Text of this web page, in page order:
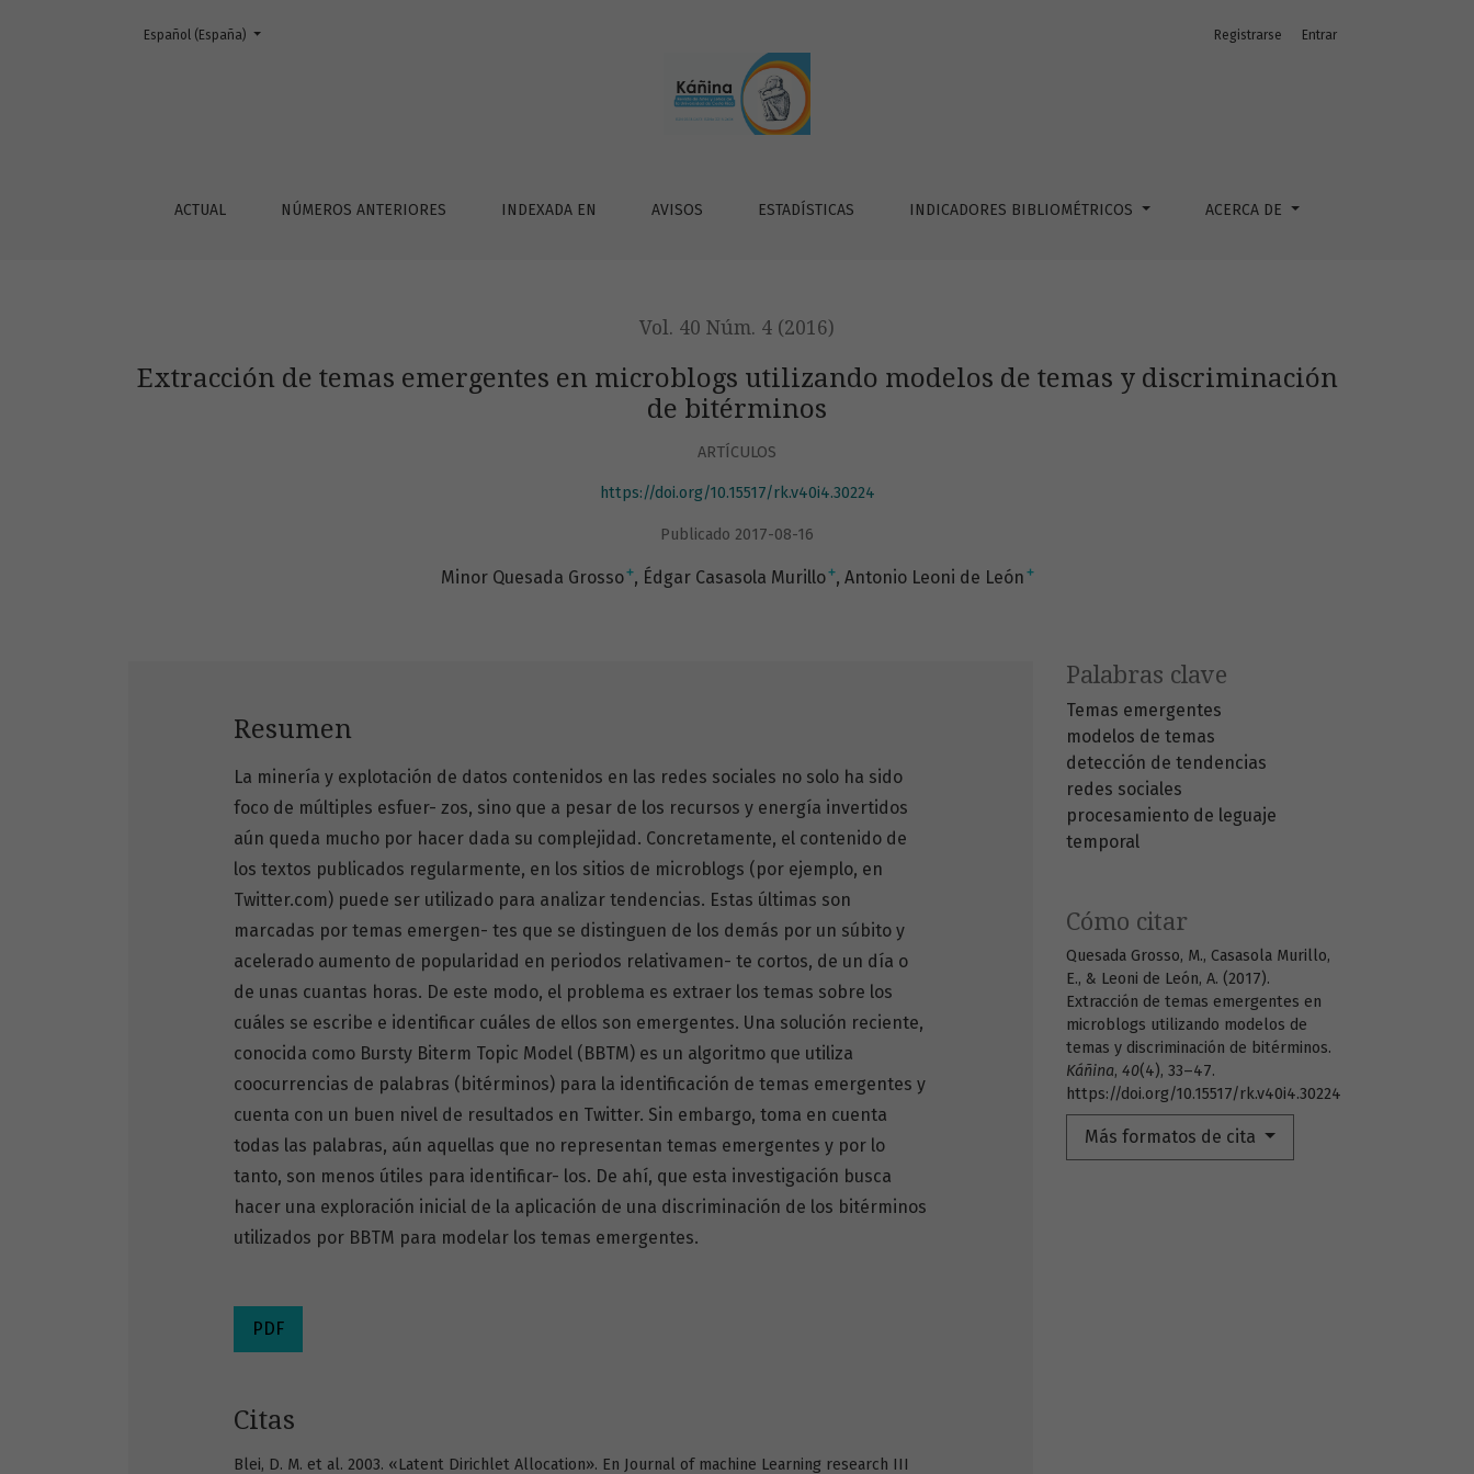
Extracción de temas emergentes en microblogs utilizando modelos de temas y discriminación de bitérminos
ACTUAL NÚMEROS ANTERIORES INDEXADA EN AVISOS ESTADÍSTICAS INDICADORES BIBLIOMÉTRICOS ACERCA DE
Registrarse Entrar
Cambiar el idioma. El actual es:
Español (España)
Vol. 40 Núm. 4 (2016)
Extracción de temas emergentes en microblogs utilizando modelos de temas y discriminación
de bitérminos
ARTÍCULOS
https://doi.org/10.15517/rk.v40i4.30224
Publicado 2017-08-16
Minor Quesada Grosso+ Édgar Casasola Murillo+ Antonio Leoni de León +
Palabras clave
Temas emergentes
modelos de temas
detección de tendencias
redes sociales
procesamiento de leguaje
temporal
Cómo citar
Quesada Grosso, M., Casasola Murillo,
E., & Leoni de León, A. (2017).
Extracción de temas emergentes en
microblogs utilizando modelos de
temas y discriminación de bitérminos.
Káñina, 40(4), 33–47.
https://doi.org/10.15517/rk.v40i4.30224
Más formatos de cita
Resumen
La minería y explotación de datos contenidos en las redes sociales no solo ha sido
foco de múltiples esfuer- zos, sino que a pesar de los recursos y energía invertidos
aún queda mucho por hacer dada su complejidad. Concretamente, el contenido de
los textos publicados regularmente, en los sitios de microblogs (por ejemplo, en
Twitter.com) puede ser utilizado para analizar tendencias. Estas últimas son
marcadas por temas emergen- tes que se distinguen de los demás por un súbito y
acelerado aumento de popularidad en periodos relativamen- te cortos, de un día o
de unas cuantas horas. De este modo, el problema es extraer los temas sobre los
cuáles se escribe e identificar cuáles de ellos son emergentes. Una solución reciente,
conocida como Bursty Biterm Topic Model (BBTM) es un algoritmo que utiliza
coocurrencias de palabras (bitérminos) para la identificación de temas emergentes y
cuenta con un buen nivel de resultados en Twitter. Sin embargo, toma en cuenta
todas las palabras, aún aquellas que no representan temas emergentes y por lo
tanto, son menos útiles para identificar- los. De ahí, que esta investigación busca
hacer una exploración inicial de la aplicación de una discriminación de los bitérminos
utilizados por BBTM para modelar los temas emergentes.
PDF
Citas
Blei, D. M. et al. 2003. «Latent Dirichlet Allocation». En Journal of machine Learning research III